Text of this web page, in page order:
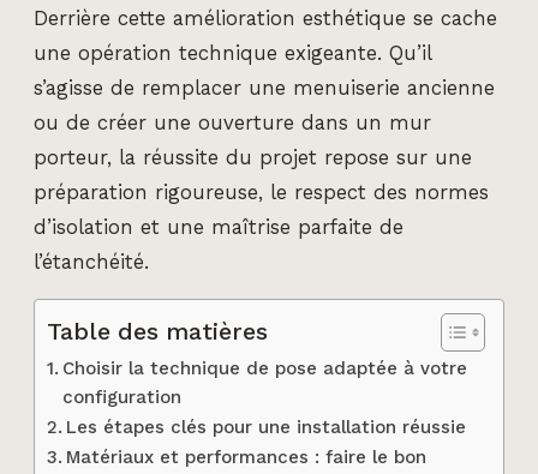
Derrière cette amélioration esthétique se cache
une opération technique exigeante. Qu’il
s’agisse de remplacer une menuiserie ancienne
ou de créer une ouverture dans un mur
porteur, la réussite du projet repose sur une
préparation rigoureuse, le respect des normes
d’isolation et une maîtrise parfaite de
l’étanchéité.
Table des matières
Choisir la technique de pose adaptée à votre
configuration
Les étapes clés pour une installation réussie
Matériaux et performances : faire le bon